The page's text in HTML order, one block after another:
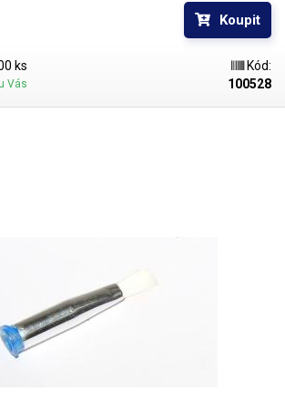
dvěma tuhostmi štětce; pro hrubší povrchy a
štětec s tužšími a silnějšími vlákny; proto
nástavce vyrobeny ve dvou provedeních
Koupit
ks
Vás
Kód:
100528